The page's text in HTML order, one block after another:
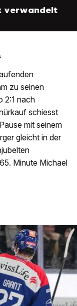
verwandelt
zu seinen
2:1 nach
schiesst
mit seinem
gleicht in der
Minute Michael